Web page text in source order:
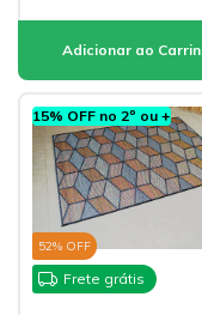
15% OFF no 2º ou +
52% OFF
Frete grátis